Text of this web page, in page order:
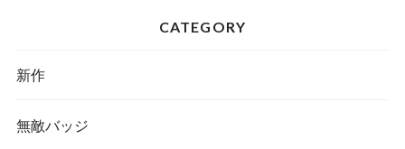
CATEGORY
新作
無敵バッジ